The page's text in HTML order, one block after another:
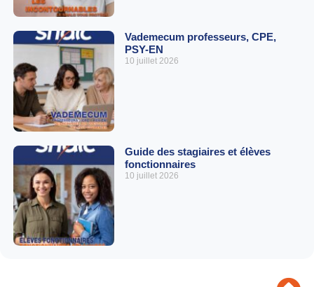
Vademecum professeurs, CPE,
PSY-EN
10 juillet 2026
Guide des stagiaires et élèves
fonctionnaires
10 juillet 2026